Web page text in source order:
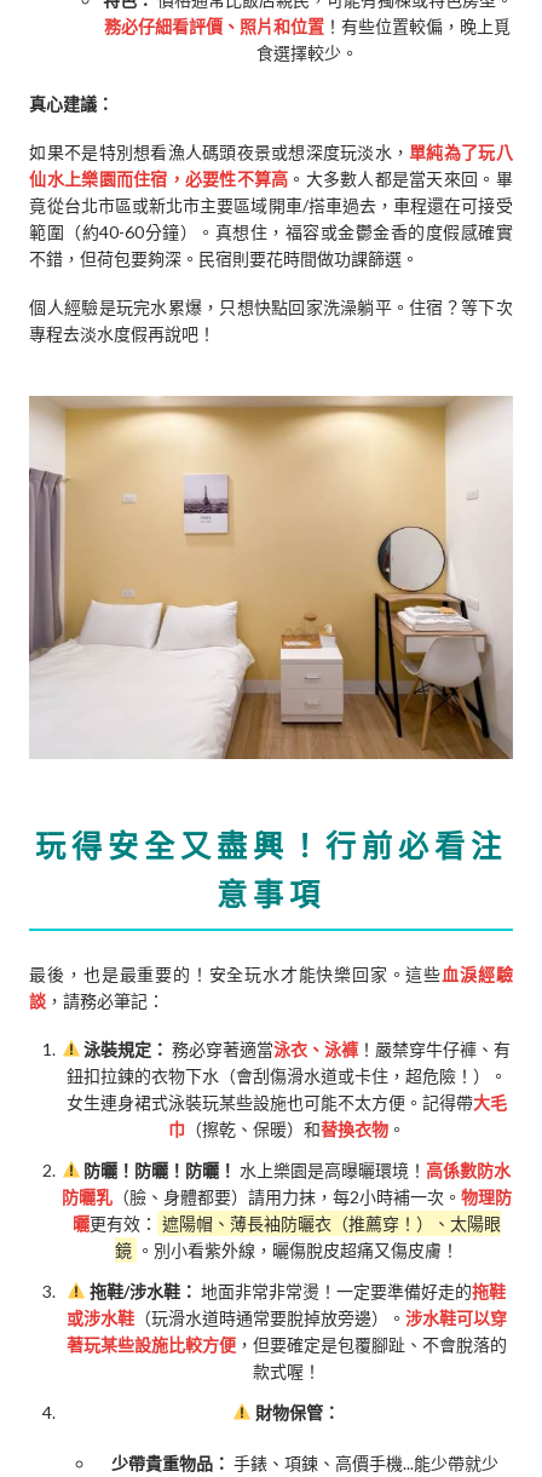
務必仔細看評價、照片和位置 ！有些位置較偏，晚上覓
食選擇較少。
真心建議：
如果不是特別想看漁人碼頭夜景或想深度玩淡水，單純為了玩八
仙水上樂園而住宿，必要性不算高 。大多數人都是當天來回。畢
竟從台北市區或新北市主要區域開車/搭車過去，車程還在可接受
範圍（約40-60分鐘）。真想住，福容或金鬱金香的度假感確實
不錯，但荷包要夠深。民宿則要花時間做功課篩選。
個人經驗是玩完水累爆，只想快點回家洗澡躺平。住宿？等下次
專程去淡水度假再說吧！
玩得安全又盡興！行前必看注
意事項
最後，也是最重要的！安全玩水才能快樂回家。這些血淚經驗
談 ，請務必筆記：
泳裝規定： 務必穿著適當泳衣、泳褲 ！嚴禁穿牛仔褲、有
鈕扣拉鍊的衣物下水（會刮傷滑水道或卡住，超危險！）。
女生連身裙式泳裝玩某些設施也可能不太方便。記得帶大毛
巾 （擦乾、保暖）和替換衣物。
防曬！防曬！防曬！ 水上樂園是高曝曬環境！高係數防水
防曬乳（臉、身體都要）請用力抹，每2小時補一次。 物理防
曬更有效： 遮陽帽、薄長袖防曬衣（推薦穿！）、太陽眼
鏡 。別小看紫外線，曬傷脫皮超痛又傷皮膚！
拖鞋/涉水鞋： 地面非常非常燙！一定要準備好走的拖鞋
或涉水鞋（玩滑水道時通常要脫掉放旁邊）。 涉水鞋可以穿
著玩某些設施比較方便，但要確定是包覆腳趾、不會脫落的
款式喔！
財物保管：
少帶貴重物品： 手錶、項鍊、高價手機...能少帶就少